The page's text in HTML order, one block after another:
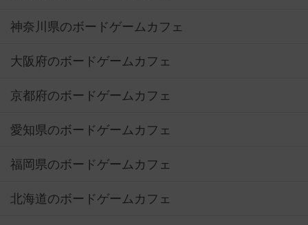
神奈川県のボードゲームカフェ
大阪府のボードゲームカフェ
京都府のボードゲームカフェ
愛知県のボードゲームカフェ
福岡県のボードゲームカフェ
北海道のボードゲームカフェ